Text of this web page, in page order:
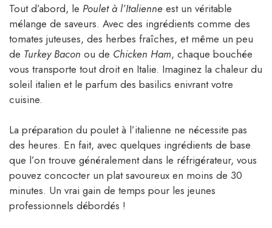
Tout d’abord, le Poulet à l’Italienne est un véritable
mélange de saveurs. Avec des ingrédients comme des
tomates juteuses, des herbes fraîches, et même un peu
de Turkey Bacon ou de Chicken Ham, chaque bouchée
vous transporte tout droit en Italie. Imaginez la chaleur du
soleil italien et le parfum des basilics enivrant votre
cuisine.
La préparation du poulet à l’italienne ne nécessite pas
des heures. En fait, avec quelques ingrédients de base
que l’on trouve généralement dans le réfrigérateur, vous
pouvez concocter un plat savoureux en moins de 30
minutes. Un vrai gain de temps pour les jeunes
professionnels débordés !